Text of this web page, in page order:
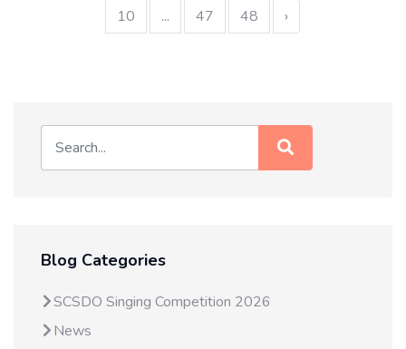
10
... 47 48 ›
Blog Categories
SCSDO Singing Competition 2026
News